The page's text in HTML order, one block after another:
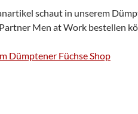
schaut in unserem
Men at Work bestellen
Dümptener Füchse Shop